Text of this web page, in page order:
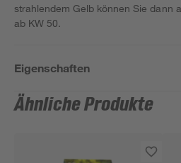
strahlendem Gelb können Sie dann
ab KW 50.
Eigenschaften
Ähnliche Produkte